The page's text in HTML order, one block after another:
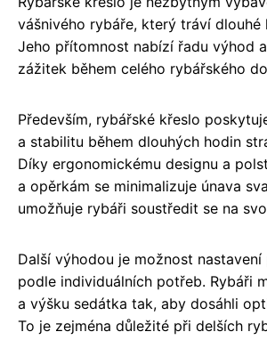
vášnivého rybáře, který tráví dlouhé
Jeho přítomnost nabízí řadu výhod
zážitek během celého rybářského
Především, rybářské křeslo
a stabilitu během dlouhých hodin
Díky ergonomickému designu a
a opěrkám se minimalizuje únava
umožňuje rybáři soustředit se na
Další výhodou je možnost
podle individuálních potřeb. Rybáři
a výšku sedátka tak, aby dosáhli
To je zejména důležité při delších